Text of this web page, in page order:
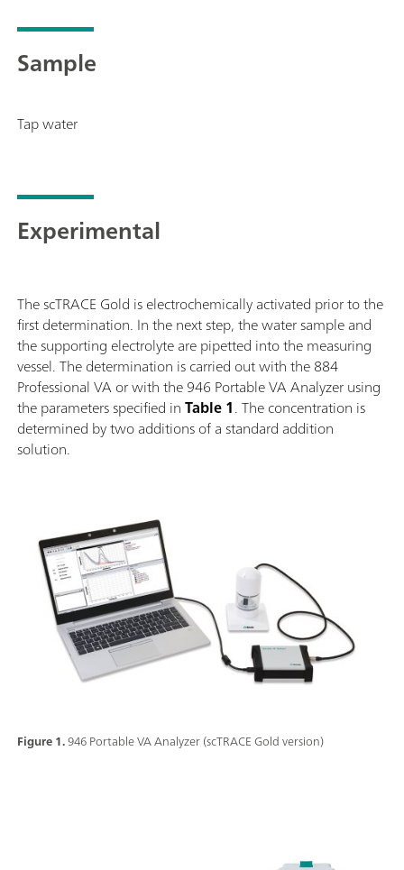
lourds. Le potentiostat avec un calibrateur certifié se
garantit la plus grande exactitude possible.Cet
appareil permet également des déterminations à
des déterminations d'additifs organiques dans des
chronopotentiométrie (CP). La tête de mesure
amovible permet de passer rapidement d'une
évaluer les données.Le 884 Professional VA manual
pour MME est livré avec de nombreux accessoires et
une tête de mesure pour l'électrode Multi Mode pro.
Le jeu d'électrodes et la licence viva doivent être
commandés séparément.
Sample
Tap water
Experimental
Figure 1.946 Portable VA Analyzer (scTRACE Gold version)
The scTRACE Gold is electrochemically activated prior to the
first determination. In the next step, the water sample and
the supporting electrolyte are pipetted into the measuring
vessel. The determination is carried out with the 884
Professional VA or with the 946 Portable VA Analyzer using
the parameters specified inTable 1. The concentration is
determined by two additions of a standard addition
solution.